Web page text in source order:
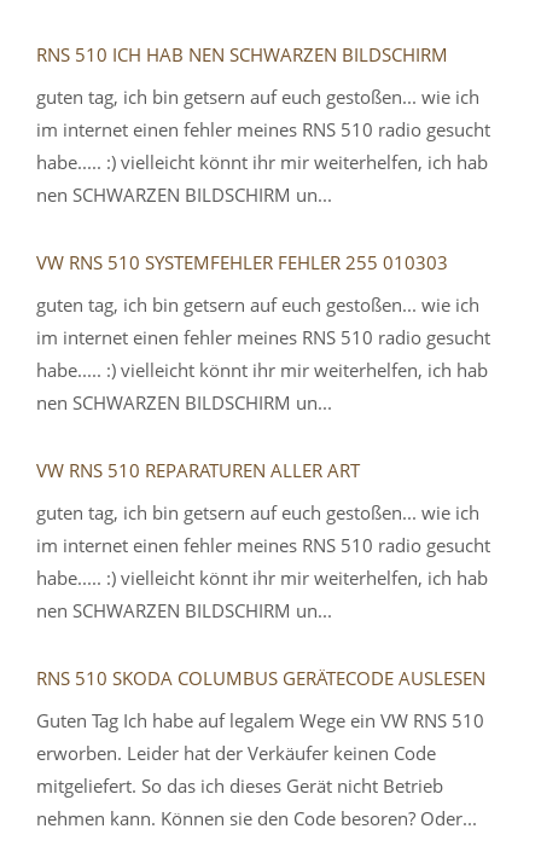
RNS 510 ICH HAB NEN SCHWARZEN BILDSCHIRM
guten tag, ich bin getsern auf euch gestoßen... wie ich
im internet einen fehler meines RNS 510 radio gesucht
habe..... :) vielleicht könnt ihr mir weiterhelfen, ich hab
nen SCHWARZEN BILDSCHIRM un...
VW RNS 510 SYSTEMFEHLER FEHLER 255 010303
guten tag, ich bin getsern auf euch gestoßen... wie ich
im internet einen fehler meines RNS 510 radio gesucht
habe..... :) vielleicht könnt ihr mir weiterhelfen, ich hab
nen SCHWARZEN BILDSCHIRM un...
VW RNS 510 REPARATUREN ALLER ART
guten tag, ich bin getsern auf euch gestoßen... wie ich
im internet einen fehler meines RNS 510 radio gesucht
habe..... :) vielleicht könnt ihr mir weiterhelfen, ich hab
nen SCHWARZEN BILDSCHIRM un...
RNS 510 SKODA COLUMBUS GERÄTECODE AUSLESEN
Guten Tag Ich habe auf legalem Wege ein VW RNS 510
erworben. Leider hat der Verkäufer keinen Code
mitgeliefert. So das ich dieses Gerät nicht Betrieb
nehmen kann. Können sie den Code besoren? Oder...